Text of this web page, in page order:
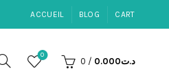
ACCUEIL BLOG CART
0
0 / د.ت0.000